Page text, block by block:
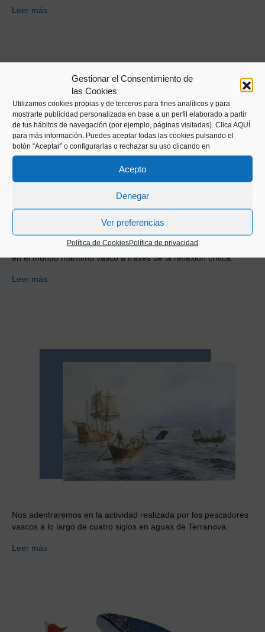
Gestionar el Consentimiento de
las Cookies
Utilizamos cookies propias y de terceros para fines analíticos y para
mostrarte publicidad personalizada en base a un perfil elaborado a partir
de tus hábitos de navegación (por ejemplo, páginas visitadas). Clica AQUÍ
para más información. Puedes aceptar todas las cookies pulsando el
botón “Aceptar” o configurarlas o rechazar su uso clicando en
Acepto
Denegar
Ver preferencias
Política de CookiesPolítica de privacidad
Leer más
Queremos poner en valor la importancia y el papel de la mujer
en el mundo marítimo vasco a través de la reflexión crítica.
Leer más
Nos adentraremos en la actividad realizada por los pescadores
vascos a lo largo de cuatro siglos en aguas de Terranova.
Leer más